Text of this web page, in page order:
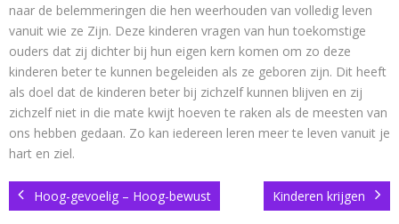
naar de belemmeringen die hen weerhouden van volledig leven
vanuit wie ze Zijn. Deze kinderen vragen van hun toekomstige
ouders dat zij dichter bij hun eigen kern komen om zo deze
kinderen beter te kunnen begeleiden als ze geboren zijn. Dit heeft
als doel dat de kinderen beter bij zichzelf kunnen blijven en zij
zichzelf niet in die mate kwijt hoeven te raken als de meesten van
ons hebben gedaan. Zo kan iedereen leren meer te leven vanuit je
hart en ziel.
Hoog-gevoelig – Hoog-bewust Kinderen krijgen